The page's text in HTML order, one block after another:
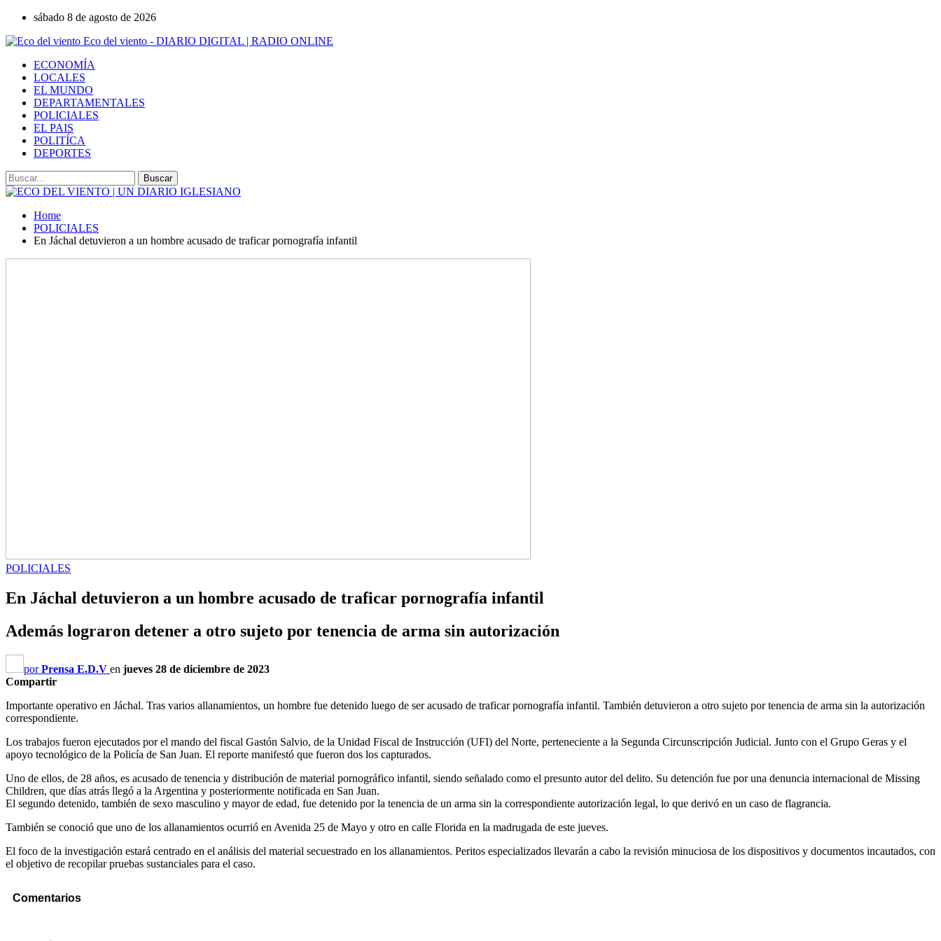
sábado 8 de agosto de 2026
Eco del viento - DIARIO DIGITAL | RADIO ONLINE
ECONOMÍA
LOCALES
EL MUNDO
DEPARTAMENTALES
POLICIALES
EL PAIS
POLITÍCA
DEPORTES
Home
POLICIALES
En Jáchal detuvieron a un hombre acusado de traficar pornografía infantil
POLICIALES
En Jáchal detuvieron a un hombre acusado de traficar pornografía infantil
Además lograron detener a otro sujeto por tenencia de arma sin autorización
porPrensa E.D.V en jueves 28 de diciembre de 2023
Compartir
Importante operativo en Jáchal. Tras varios allanamientos, un hombre fue detenido luego de ser acusado de traficar pornografía infantil. También detuvieron a otro sujeto por tenencia de arma sin la autorización
correspondiente.
Los trabajos fueron ejecutados por el mando del fiscal Gastón Salvio, de la Unidad Fiscal de Instrucción (UFI) del Norte, perteneciente a la Segunda Circunscripción Judicial. Junto con el Grupo Geras y el
apoyo tecnológico de la Policía de San Juan. El reporte manifestó que fueron dos los capturados.
Uno de ellos, de 28 años, es acusado de tenencia y distribución de material pornográfico infantil, siendo señalado como el presunto autor del delito. Su detención fue por una denuncia internacional de Missing
Children, que días atrás llegó a la Argentina y posteriormente notificada en San Juan.
El segundo detenido, también de sexo masculino y mayor de edad, fue detenido por la tenencia de un arma sin la correspondiente autorización legal, lo que derivó en un caso de flagrancia.
También se conoció que uno de los allanamientos ocurrió en Avenida 25 de Mayo y otro en calle Florida en la madrugada de este jueves.
El foco de la investigación estará centrado en el análisis del material secuestrado en los allanamientos. Peritos especializados llevarán a cabo la revisión minuciosa de los dispositivos y documentos incautados, con
el objetivo de recopilar pruebas sustanciales para el caso.
Comentarios